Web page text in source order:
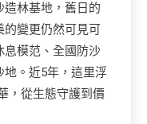
林基地，舊日的
變更仍然可見可
息模范、全國防沙
。近5年，這里浮
，從生態守護到價